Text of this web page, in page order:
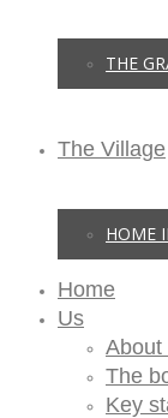
THE
The Village
HOME
Home
Us
About
The
Key